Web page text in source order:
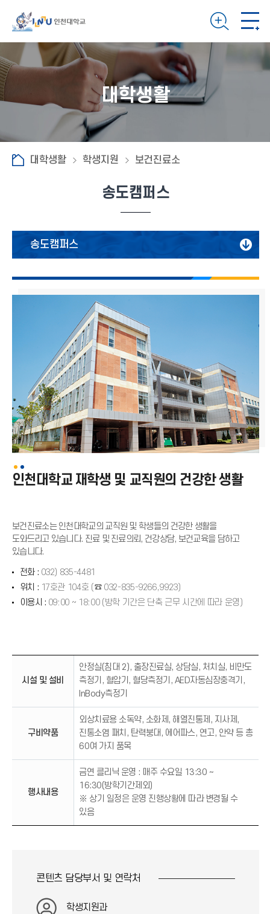
대학생활
대학생활 학생지원 보건진료소
송도캠퍼스
송도캠퍼스
보건교육
인천대학교 재학생 및 교직원의 건강한 생활
보건진료소는 인천대학교의 교직원 및 학생들의 건강한 생활을
도와드리고 있습니다. 진료 및 진료의뢰, 건강상담, 보건교육을 담하고
있습니다.
전화 : 032) 835-4481
위치 : 17호관 104호 (☎ 032-835-9266,9923)
이용시 : 09:00 ~ 18:00 (방학 기간은 단축 근무 시간에 따라 운영)
U
로
시설 및 설비
안정실(침대 2), 출장진료실, 상담실, 처치실, 비만도
측정기, 혈압기, 혈당측정기, AED자동심장충격기,
InBody측정기
구비약품
외상치료용 소독약, 소화제, 해열진통제, 지사제,
진통소염 패치, 탄력붕대, 에어파스, 연고, 안약 등 총
60여 가지 품목
행사내용
금연 클리닉 운영 : 매주 수요일 13:30 ~
16:30(방학기간제외)
※ 상기 일정은 운영 진행상황에 따라 변경될 수
있음
콘텐츠 담당부서 및 연락처
학생지원과